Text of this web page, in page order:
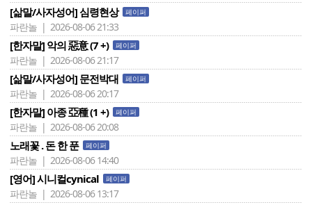
[삶말/사자성어] 심령현상 페이퍼
파란놀 | 2026-08-06 21:33
[한자말] 악의 惡意 (7 +) 페이퍼
파란놀 | 2026-08-06 21:17
[삶말/사자성어] 문전박대 페이퍼
파란놀 | 2026-08-06 20:17
[한자말] 아종 亞種 (1 +) 페이퍼
파란놀 | 2026-08-06 20:08
노래꽃 . 돈 한 푼 페이퍼
파란놀 | 2026-08-06 14:40
[영어] 시니컬cynical 페이퍼
파란놀 | 2026-08-06 13:17